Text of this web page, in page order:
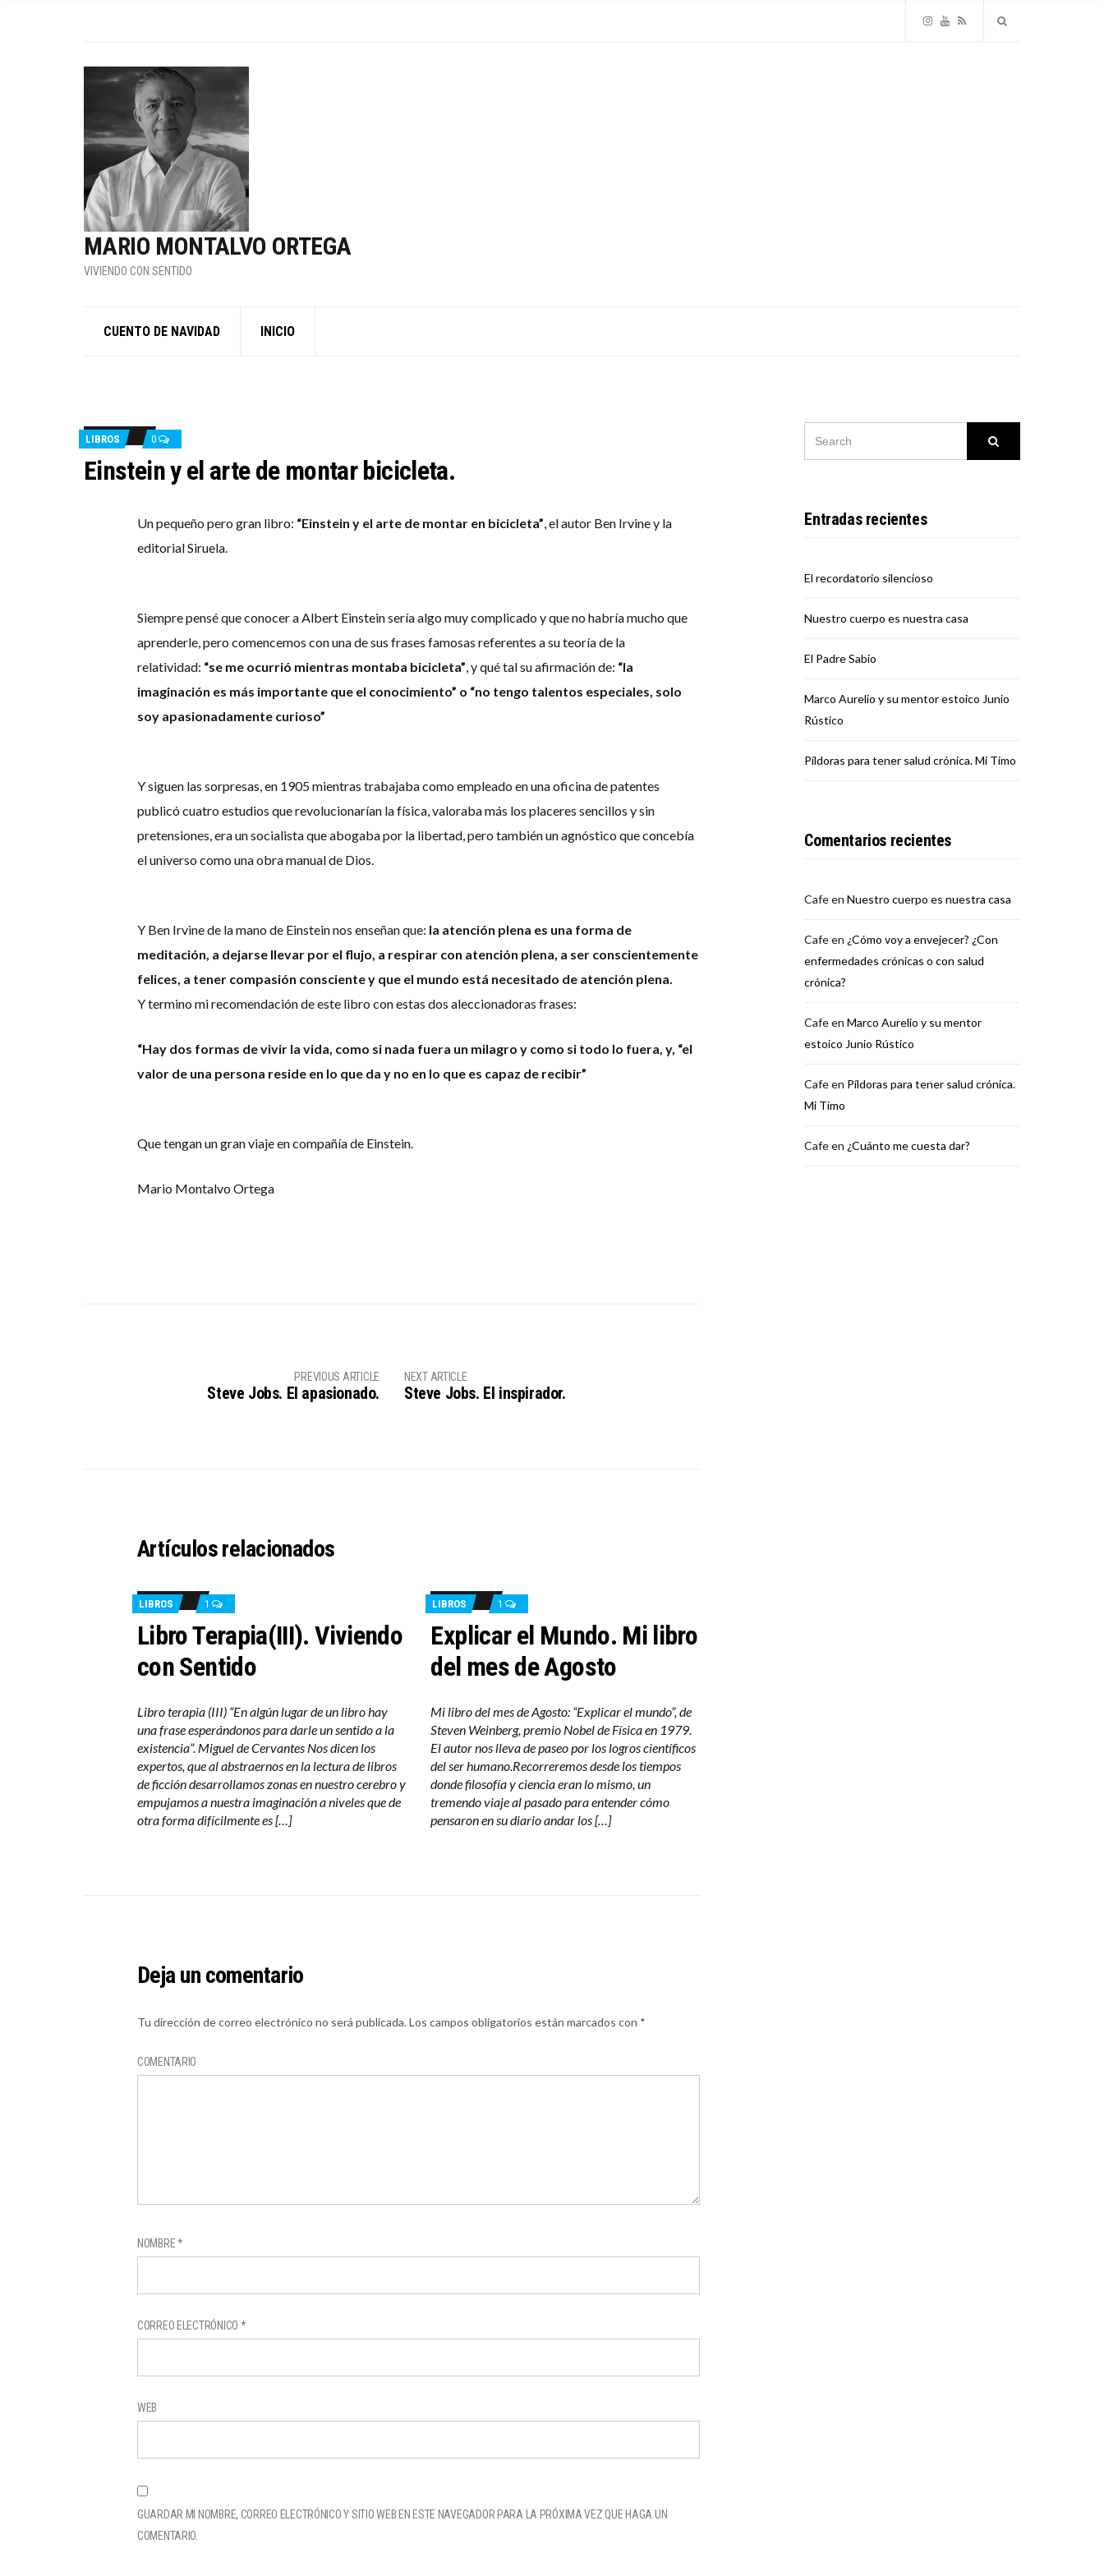
MARIO MONTALVO ORTEGA
VIVIENDO CON SENTIDO
CUENTO DE NAVIDAD INICIO
LIBROS 0
Einstein y el arte de montar bicicleta.
Un pequeño pero gran libro: “Einstein y el arte de montar en bicicleta”, el autor Ben Irvine y la
editorial Siruela.
Siempre pensé que conocer a Albert Einstein sería algo muy complicado y que no habría mucho que
aprenderle, pero comencemos con una de sus frases famosas referentes a su teoría de la
relatividad: “se me ocurrió mientras montaba bicicleta”, y qué tal su afirmación de: “la
imaginación es más importante que el conocimiento” o “no tengo talentos especiales, solo
soy apasionadamente curioso”
Y siguen las sorpresas, en 1905 mientras trabajaba como empleado en una oficina de patentes
publicó cuatro estudios que revolucionarían la física, valoraba más los placeres sencillos y sin
pretensiones, era un socialista que abogaba por la libertad, pero también un agnóstico que concebía
el universo como una obra manual de Dios.
Y Ben Irvine de la mano de Einstein nos enseñan que: la atención plena es una forma de
meditación, a dejarse llevar por el flujo, a respirar con atención plena, a ser conscientemente
felices, a tener compasión consciente y que el mundo está necesitado de atención plena.
Y termino mi recomendación de este libro con estas dos aleccionadoras frases:
“Hay dos formas de vivir la vida, como si nada fuera un milagro y como si todo lo fuera, y, “el
valor de una persona reside en lo que da y no en lo que es capaz de recibir”
Que tengan un gran viaje en compañía de Einstein.
Mario Montalvo Ortega
PREVIOUS ARTICLE
Steve Jobs. El apasionado.
NEXT ARTICLE
Steve Jobs. El inspirador.
Artículos relacionados
LIBROS 1
Libro Terapia(III). Viviendo
con Sentido
Libro terapia (III) “En algún lugar de un libro hay
una frase esperándonos para darle un sentido a la
existencia”. Miguel de Cervantes Nos dicen los
expertos, que al abstraernos en la lectura de libros
de ficción desarrollamos zonas en nuestro cerebro y
empujamos a nuestra imaginación a niveles que de
otra forma difícilmente es […]
LIBROS 1
Explicar el Mundo. Mi libro
del mes de Agosto
Mi libro del mes de Agosto: “Explicar el mundo”, de
Steven Weinberg, premio Nobel de Física en 1979.
El autor nos lleva de paseo por los logros científicos
del ser humano.Recorreremos desde los tiempos
donde filosofía y ciencia eran lo mismo, un
tremendo viaje al pasado para entender cómo
pensaron en su diario andar los […]
Deja un comentario
Tu dirección de correo electrónico no será publicada.Los campos obligatorios están marcados con *
COMENTARIO
NOMBRE*
CORREO ELECTRÓNICO *
WEB
GUARDAR MI NOMBRE, CORREO ELECTRÓNICO Y SITIO WEB EN ESTE NAVEGADOR PARA LA PRÓXIMA VEZ QUE HAGA UN
COMENTARIO.
Entradas recientes
El recordatorio silencioso
Nuestro cuerpo es nuestra casa
El Padre Sabio
Marco Aurelio y su mentor estoico Junio
Rústico
Píldoras para tener salud crónica. Mi Timo
Comentarios recientes
CafeenNuestro cuerpo es nuestra casa
Cafeen ¿Cómo voy a envejecer? ¿Con
enfermedades crónicas o con salud
crónica?
CafeenMarco Aurelio y su mentor
estoico Junio Rústico
Cafeen Píldoras para tener salud crónica.
Mi Timo
Cafeen ¿Cuánto me cuesta dar?